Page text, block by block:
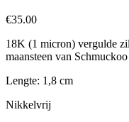
€35.00
18K (1 micron) vergulde
maansteen van
Lengte: 1,8 cm
Nikkelvrij